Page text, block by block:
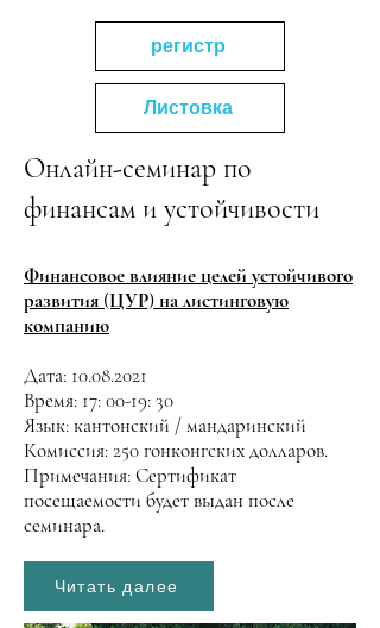
регистр
Листовка
Онлайн-семинар по
финансам и устойчивости
Финансовое влияние целей устойчивого
развития (ЦУР) на листинговую
компанию
Дата: 10.08.2021
Время: 17: 00-19: 30
Язык: кантонский / мандаринский
Комиссия: 250 гонконгских долларов.
Примечания: Сертификат
посещаемости будет выдан после
семинара.
Читать далее